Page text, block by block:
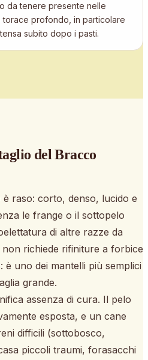
da tenere presente nelle
profondo, in particolare
subito dopo i pasti.
del Bracco
raso: corto, denso, lucido e
le frange o il sottopelo
di altre razze da
richiede rifiniture a forbice
è uno dei mantelli più semplici
grande.
assenza di cura. Il pelo
esposta, e un cane
difficili (sottobosco,
piccoli traumi, forasacchi